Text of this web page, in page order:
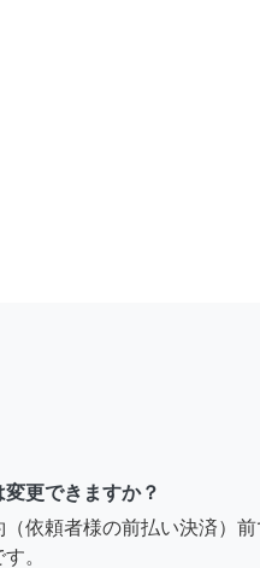
更できますか？
依頼者様の前払い決済）
。